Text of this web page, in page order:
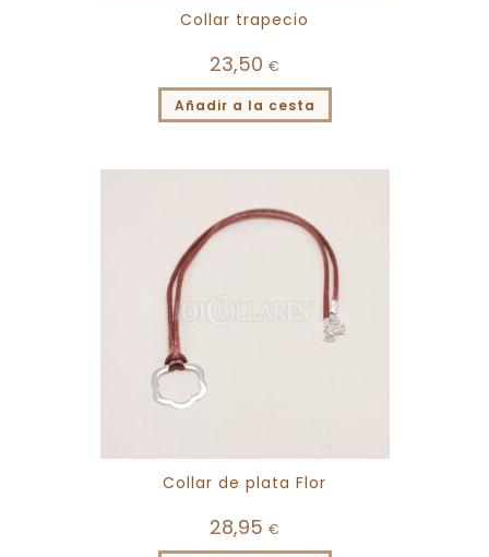
Collar trapecio
23,50 €
Añadir a la cesta
Collar de plata Flor
28,95 €